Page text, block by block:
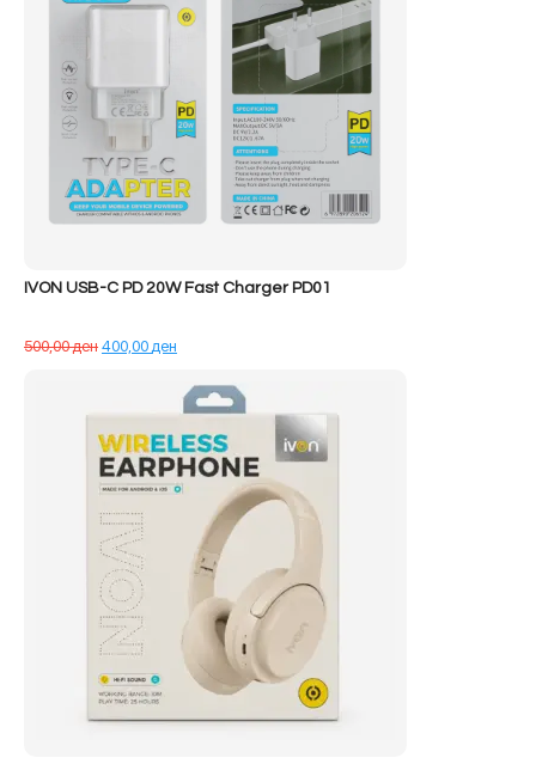
IVON USB-C PD 20W Fast Charger PD01
500,00денÇmimi
400,00ден
tanishëm
është: